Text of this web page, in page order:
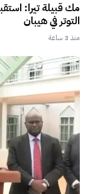
مك قبيلة تيرا:
التوتر في هيبان
منذ 3 ساعة